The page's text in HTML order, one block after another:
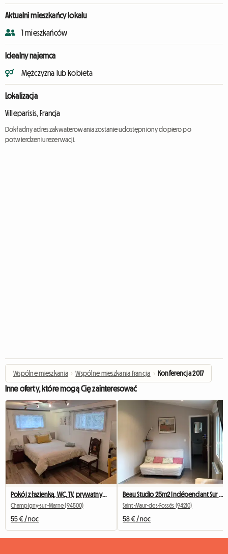
Aktualni mieszkańcy lokalu
1 mieszkańców
Idealny najemca
Mężczyzna lub kobieta
Lokalizacja
Villeparisis, Francja
Dokładny adres zakwaterowania zostanie udostępniony dopiero po
potwierdzeniu rezerwacji.
Wspólne mieszkania › Wspólne mieszkania Francja › Konferencja 2017
Inne oferty, które mogą Cię zainteresować
Pokój z łazienką, WC, TV, prywatnym dostępem / Disneyland 30 min
Champigny-sur-Marne (94500)
55 € / noc
Saint-Maur-des-Fossés (94210)
58 € / noc